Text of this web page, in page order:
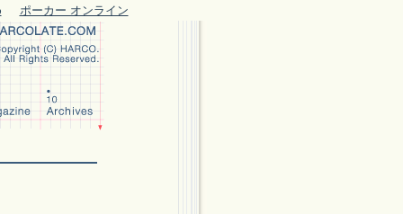
ポーカー オンライン